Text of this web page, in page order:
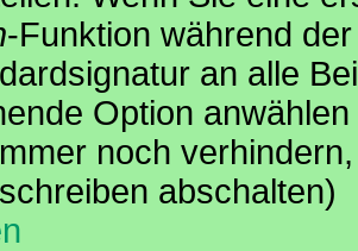
-Funktion während
an alle
Option
noch
abschalten)